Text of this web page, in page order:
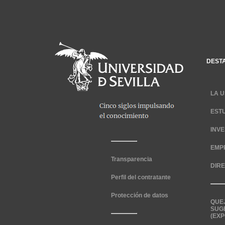
Transparencia
Perfil del contratante
Protección de datos
LA